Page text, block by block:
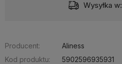
Wysyłka w:
Producent:
Aliness
Kod produktu:
5902596935931